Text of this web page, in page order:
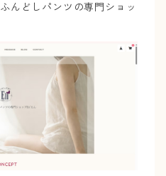
んどしパンツの専門ショッ